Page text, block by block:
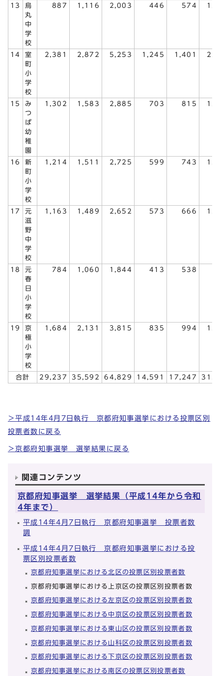
13
烏
丸
中
学
校
887 1,116 2,003 446 574
14
室
町
小
学
校
2,381 2,872 5,253 1,245 1,401
15
み
つ
ば
幼
稚
園
1,302 1,583 2,885 703 815
16
新
町
小
学
校
1,214 1,511 2,725 599 743
17
元
滋
野
中
学
校
1,163 1,489 2,652 573 666
18
元
春
日
小
学
校
784 1,060 1,844 413 538
19
京
極
小
学
校
1,684 2,131 3,815 835 994
合計 29,237 35,592 64,829 14,591 17,247
＞平成14年4月7日執行 京都府知事選挙における投票区別
投票者数に戻る
＞京都府知事選挙 選挙結果に戻る
関連コンテンツ
京都府知事選挙 選挙結果（平成14年から令和
4年まで）
平成14年4月7日執行 京都府知事選挙 投票者数
調
平成14年4月7日執行 京都府知事選挙における投
票区別投票者数
京都府知事選挙における北区の投票区別投票者数
京都府知事選挙における上京区の投票区別投票者数
京都府知事選挙における左京区の投票区別投票者数
京都府知事選挙における中京区の投票区別投票者数
京都府知事選挙における東山区の投票区別投票者数
京都府知事選挙における山科区の投票区別投票者数
京都府知事選挙における下京区の投票区別投票者数
京都府知事選挙における南区の投票区別投票者数